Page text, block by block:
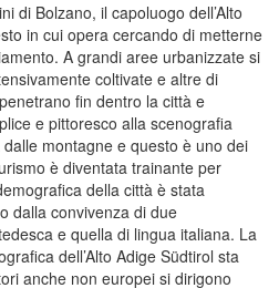
di Bolzano, il capoluogo dell’Alto
in cui opera cercando di metterne
A grandi aree urbanizzate si
coltivate e altre di
fin dentro la città e
e pittoresco alla scenografia
montagne e questo è uno dei
è diventata trainante per
della città è stata
dalla convivenza di due
e quella di lingua italiana. La
dell’Alto Adige Südtirol sta
anche non europei si dirigono